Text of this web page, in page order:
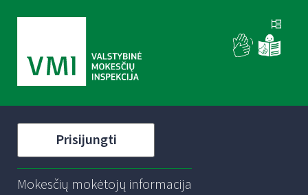
Prisijungti
Mokesčių mokėtojų informacija